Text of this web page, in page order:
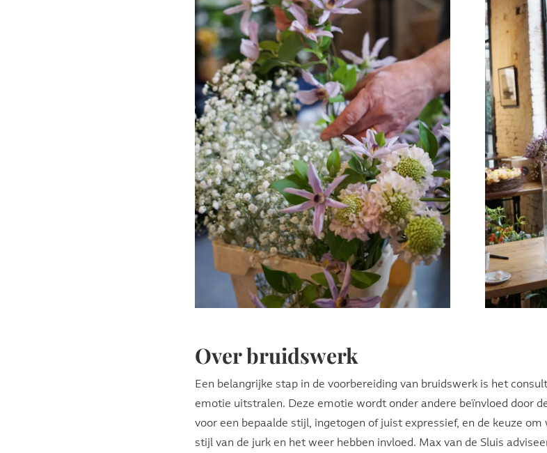
Over bruidswerk
Een belangrijke stap in de voorbereiding van bruidswerk is het
emotie uitstralen. Deze emotie wordt onder andere beïnvloed door
voor een bepaalde stijl, ingetogen of juist expressief, en de keuze
stijl van de jurk en het weer hebben invloed. Max van de Sluis